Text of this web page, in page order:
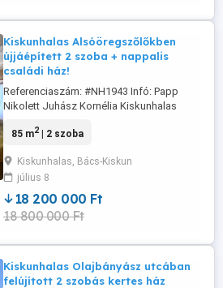
Kiskunhalas Alsóöregszőlőkben
újjáépített 2 szoba + nappalis
családi ház!
Referenciaszám: #NH1943 Infó: Papp
Nikolett Juhász Kornélia Kiskunhalas
nappalis családi ház! Kiskunhalas
es telekterületen egy 85 m2-es hasznos
lakóterületű családi ház. Az ingatlanban
kialakításra került 2 ...
85 m2| 2 szoba
Kiskunhalas, Bács-Kiskun
július 8
18 200 000 Ft
18 800 000 Ft
Kiskunhalas Olajbányász utcában
felújított 2 szobás kertes ház